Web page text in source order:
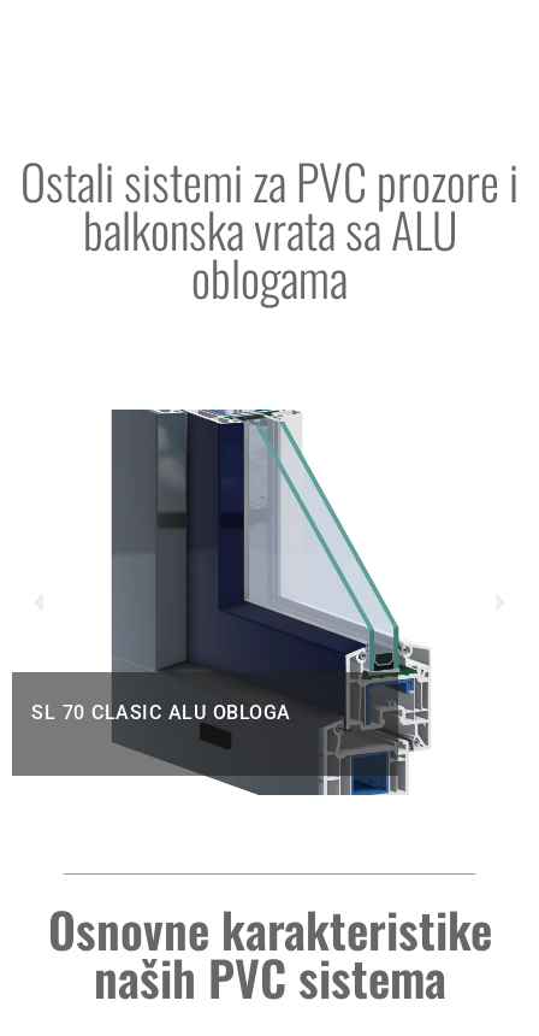
Ostali sistemi za PVC prozore i
balkonska vrata sa ALU
oblogama
SL 70 CLASIC ALU OBLOGA
Osnovne karakteristike
naših PVC sistema